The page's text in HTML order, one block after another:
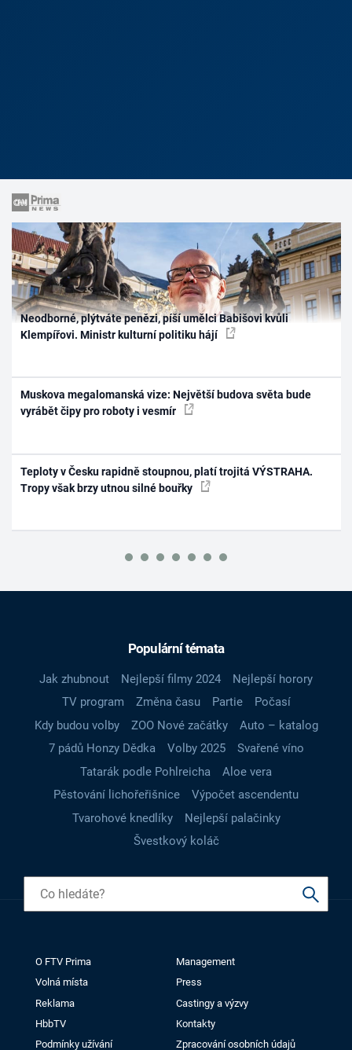
Neodborné, plýtváte penězi, píší umělci Babišovi kvůli
Klempířovi. Ministr kulturní politiku hájí
Muskova megalomanská vize: Největší budova světa bude
vyrábět čipy pro roboty i vesmír
Teploty v Česku rapidně stoupnou, platí trojitá VÝSTRAHA.
Tropy však brzy utnou silné bouřky
Populární témata
Jak zhubnout Nejlepší filmy 2024
Nejlepší horory
TV program
Změna času Partie
Počasí
Kdy budou volby
ZOO Nové začátky
Auto – katalog
7 pádů Honzy Dědka
Volby 2025
Svařené víno
Tatarák podle Pohlreicha
Aloe vera
Pěstování lichořeřišnice
Výpočet ascendentu
Tvarohové knedlíky
Nejlepší palačinky
Švestkový koláč
O FTV Prima
Management
Volná místa
Press
Reklama
Castingy a výzvy
HbbTV
Kontakty
Podmínky užívání
Zpracování osobních údajů